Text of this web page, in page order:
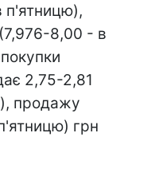
п'ятницю),
8,00 - в
2,75-2,81
продажу
грн